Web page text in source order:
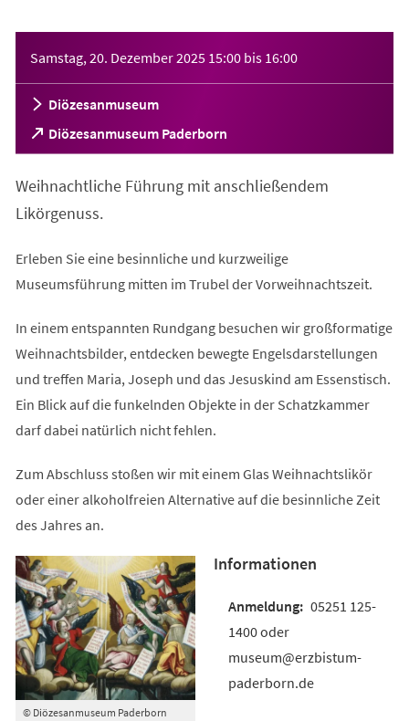
Samstag, 20. Dezember 2025 15:00 bis 16:00
Diözesanmuseum
Diözesanmuseum Paderborn
(Öffnet
in
neuen
Tab)
Weihnachtliche Führung mit anschließendem
Likörgenuss.
Erleben Sie eine besinnliche und kurzweilige
Museumsführung mitten im Trubel der Vorweihnachtszeit.
In einem entspannten Rundgang besuchen wir großformatige
Weihnachtsbilder, entdecken bewegte Engelsdarstellungen
und treffen Maria, Joseph und das Jesuskind am Essenstisch.
Ein Blick auf die funkelnden Objekte in der Schatzkammer
darf dabei natürlich nicht fehlen.
Zum Abschluss stoßen wir mit einem Glas Weihnachtslikör
oder einer alkoholfreien Alternative auf die besinnliche Zeit
des Jahres an.
© Diözesanmuseum Paderborn
Informationen
05251 125-
1400 oder
museum@erzbistum-
paderborn.de